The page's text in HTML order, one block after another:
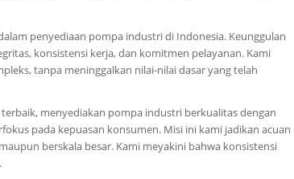
penyediaan pompa industri di Indonesia. Keunggulan
konsistensi kerja, dan komitmen pelayanan. Kami
tanpa meninggalkan nilai-nilai dasar yang telah
menyediakan pompa industri berkualitas dengan
pada kepuasan konsumen. Misi ini kami jadikan acuan
berskala besar. Kami meyakini bahwa konsistensi